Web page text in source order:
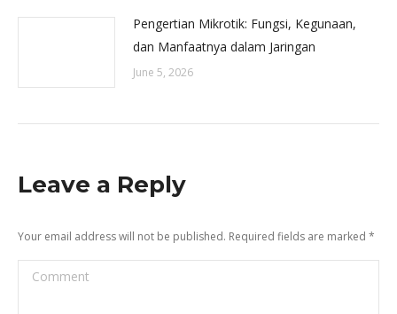
Pengertian Mikrotik: Fungsi, Kegunaan,
dan Manfaatnya dalam Jaringan
June 5, 2026
Leave a Reply
Your email address will not be published. Required fields are marked *
Comment